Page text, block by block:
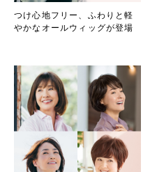
つけ心地フリー、ふわりと軽
やかな オールウィッグが登場